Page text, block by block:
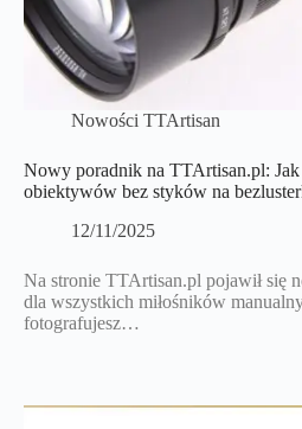
Nowości TTArtisan
Nowy poradnik na TTArtisan.pl:
obiektywów bez styków na
12/11/2025
Na stronie TTArtisan.pl pojawił się
dla wszystkich miłośników
fotografujesz…